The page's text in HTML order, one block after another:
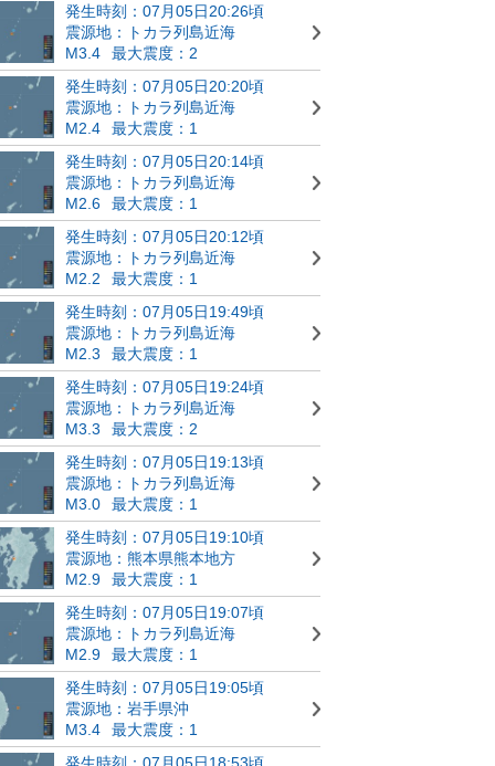
発生時刻：07月05日20:26頃
震源地：トカラ列島近海
M3.4
最大震度：2
発生時刻：07月05日20:20頃
震源地：トカラ列島近海
M2.4
最大震度：1
発生時刻：07月05日20:14頃
震源地：トカラ列島近海
M2.6
最大震度：1
発生時刻：07月05日20:12頃
震源地：トカラ列島近海
M2.2
最大震度：1
発生時刻：07月05日19:49頃
震源地：トカラ列島近海
M2.3
最大震度：1
発生時刻：07月05日19:24頃
震源地：トカラ列島近海
M3.3
最大震度：2
発生時刻：07月05日19:13頃
震源地：トカラ列島近海
M3.0
最大震度：1
発生時刻：07月05日19:10頃
震源地：熊本県熊本地方
M2.9
最大震度：1
発生時刻：07月05日19:07頃
震源地：トカラ列島近海
M2.9
最大震度：1
発生時刻：07月05日19:05頃
震源地：岩手県沖
M3.4
最大震度：1
発生時刻：07月05日18:53頃